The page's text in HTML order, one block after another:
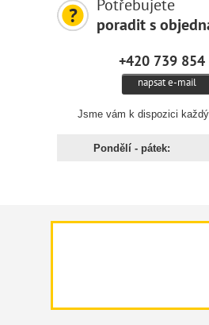
Potřebujete
poradit s
+420 739
napsat e-mail
Jsme vám k dispozici
Pondělí - pátek: